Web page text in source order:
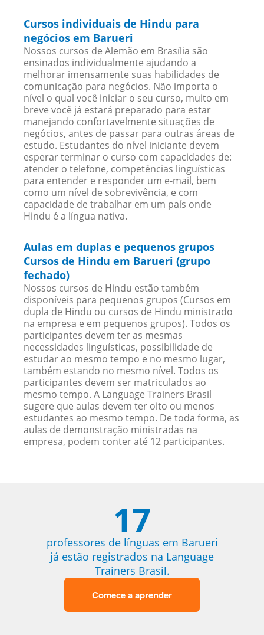
Cursos individuais de Hindu para
negócios em Barueri
Nossos cursos de Alemão em Brasília são
ensinados individualmente ajudando a
melhorar imensamente suas habilidades de
comunicação para negócios. Não importa o
nível o qual você iniciar o seu curso, muito em
breve você já estará preparado para estar
manejando confortavelmente situações de
negócios, antes de passar para outras áreas de
estudo. Estudantes do nível iniciante devem
esperar terminar o curso com capacidades de:
atender o telefone, competências linguísticas
para entender e responder um e-mail, bem
como um nível de sobrevivência, e com
capacidade de trabalhar em um país onde
Hindu é a língua nativa.
Aulas em duplas e pequenos grupos
Cursos de Hindu em Barueri (grupo
fechado)
Nossos cursos de Hindu estão também
disponíveis para pequenos grupos (Cursos em
dupla de Hindu ou cursos de Hindu ministrado
na empresa e em pequenos grupos). Todos os
participantes devem ter as mesmas
necessidades linguísticas, possibilidade de
estudar ao mesmo tempo e no mesmo lugar,
também estando no mesmo nível. Todos os
participantes devem ser matriculados ao
mesmo tempo. A Language Trainers Brasil
sugere que aulas devem ter oito ou menos
estudantes ao mesmo tempo. De toda forma, as
aulas de demonstração ministradas na
empresa, podem conter até 12 participantes.
17
professores de línguas em Barueri
já estão registrados na Language
Trainers Brasil.
Comece a aprender